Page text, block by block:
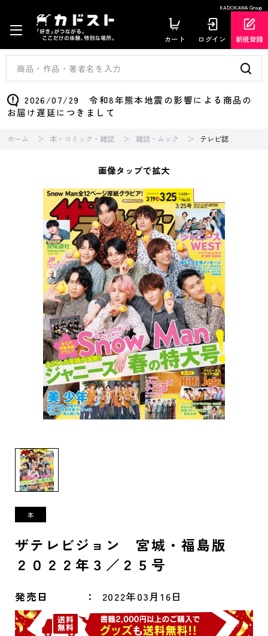
KADOKAWA Group
カート ログイン 新規登録
2026/07/29 令和8年熊本地震の影響による商品の
お届け遅延につきまして
ホーム 本・コミック・雑誌 雑誌・ムック テレビ誌
画像タップで拡大
ザテレビジョン 宮城・福島版
２０２２年３／２５号
発売日 2022年03月16日